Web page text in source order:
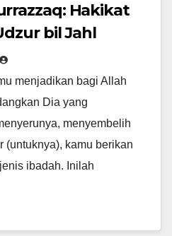
Hakikat
bil Jahl
menjadikan bagi Allah
Dia yang
menyembelih
(untuknya), kamu berikan
ibadah. Inilah